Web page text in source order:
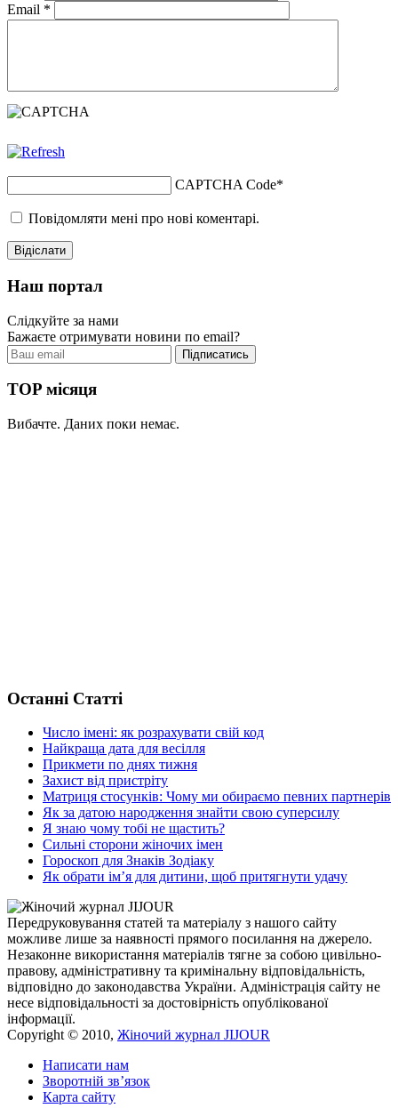
Email *
CAPTCHA Code*
Повідомляти мені про нові коментарі.
Наш портал
Слідкуйте за нами
Бажаєте отримувати новини по email?
TOP місяця
Вибачте. Даних поки немає.
Останні Статті
Число імені: як розрахувати свій код
Найкраща дата для весілля
Прикмети по днях тижня
Захист від пристріту
Матриця стосунків: Чому ми обираємо певних партнерів
Як за датою народження знайти свою суперсилу
Я знаю чому тобі не щастить?
Сильні сторони жіночих імен
Гороскоп для Знаків Зодіаку
Як обрати ім’я для дитини, щоб притягнути удачу
Передруковування статей та матеріалу з нашого сайту
можливе лише за наявності прямого посилання на джерело.
Незаконне використання матеріалів тягне за собою цивільно-
правову, адміністративну та кримінальну відповідальність,
відповідно до законодавства України. Адміністрація сайту не
несе відповідальності за достовірність опублікованої
інформації.
Copyright © 2010, Жіночий журнал JIJOUR
Написати нам
Зворотній зв’язок
Карта сайту